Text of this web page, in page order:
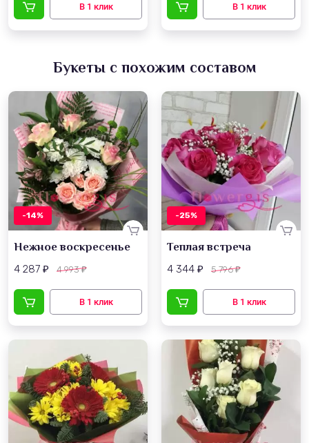
Букеты с похожим составом
-14%
Нежное воскресенье
4 287 ₽ 4 993₽
-25%
Теплая встреча
4 344 ₽ 5 796₽